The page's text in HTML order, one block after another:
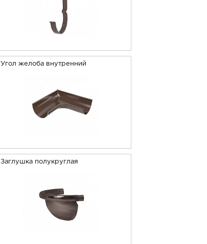
Угол желоба внутренний
Заглушка полукруглая